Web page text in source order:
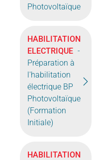
Photovoltaïque
HABILITATION
ELECTRIQUE -
Préparation à
l'habilitation
électrique BP
Photovoltaïque
(Formation
Initiale)
HABILITATION